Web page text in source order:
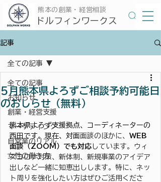
​ドルフィンワークス
​熊本の創業・経営相談
記事
全ての記事
お知らせ
創業・経営支援
マーケティング
自営業のリアル
女性の働き方
全ての記事
5月熊本県よろずご相談予約可能日
のおしらせ（無料）
熊本県よろず支援拠点、コーディネーターの
西田です。現在、対面面談のほかに、 WEB
面談（ZOOM）でも対応しています。ウィ
ズコロナ対策、新体制、新規事業のアイデア
出しなど一緒に知恵出しします。特に、ネッ
ト周りを強化したい方はぜひご活用くださ